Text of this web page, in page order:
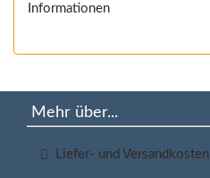
Informationen
Mehr über...
Liefer- und Versandkosten